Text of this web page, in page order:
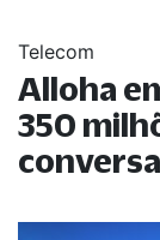
Telecom
Alloha
350